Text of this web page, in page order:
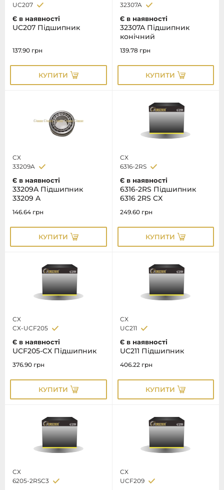
UC207
Є в наявності
UC207 Підшипник
137.90 грн
КУПИТИ
32307A
Є в наявності
32307A Підшипник
конічний
139.78 грн
КУПИТИ
CX
33209A
Є в наявності
33209A Підшипник
33209 A
146.64 грн
КУПИТИ
CX
6316-2RS
Є в наявності
6316-2RS Підшипник
6316 2RS CX
249.60 грн
КУПИТИ
CX
CX-UCF205
Є в наявності
UCF205-CX Підшипник
376.90 грн
КУПИТИ
CX
UC211
Є в наявності
UC211 Підшипник
406.22 грн
КУПИТИ
CX
6205-2RSC3
CX
UCF209